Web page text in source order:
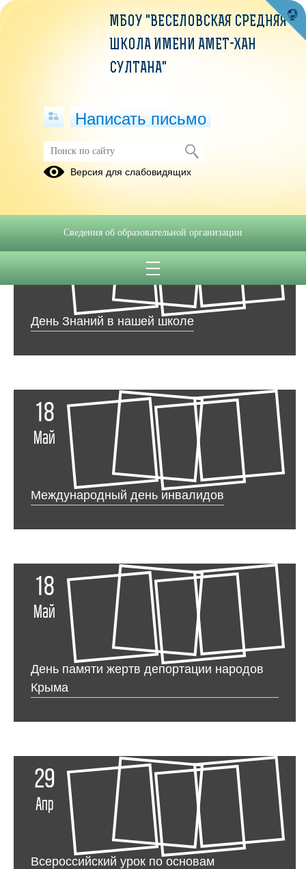
Фотоальбомы
01
Сен
День Знаний в нашей школе
18
Май
Международный день инвалидов
18
Май
День памяти жертв депортации народов
Крыма
29
Апр
Всероссийский урок по основам
МБОУ "ВЕСЕЛОВСКАЯ СРЕДНЯЯ
ШКОЛА ИМЕНИ АМЕТ-ХАН
СУЛТАНА"
Написать письмо
Версия для слабовидящих
Сведения об образовательной организации